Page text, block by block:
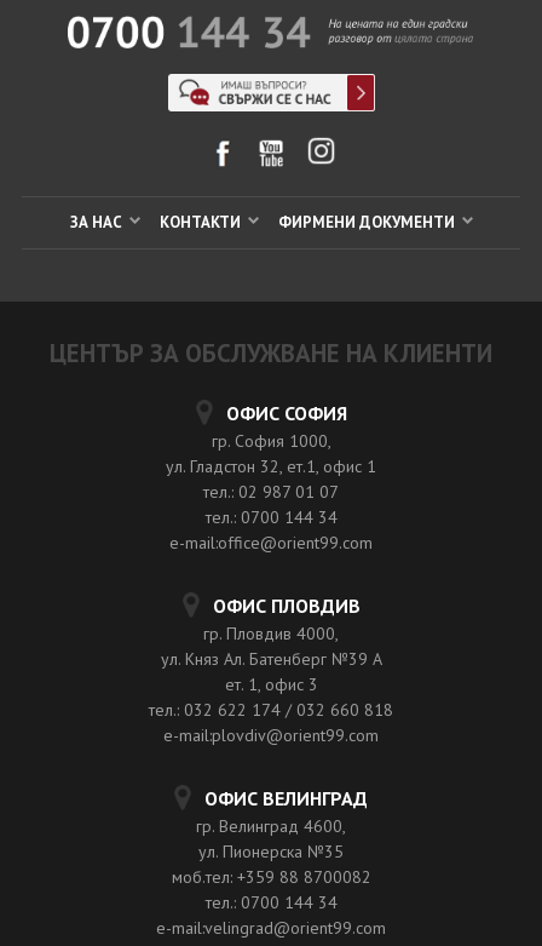
ЗА НАС КОНТАКТИ ФИРМЕНИ ДОКУМЕНТИ
ЦЕНТЪР ЗА ОБСЛУЖВАНЕ НА КЛИЕНТИ
ОФИС СОФИЯ
гр. София 1000,
ул. Гладстон 32, ет.1, офис 1
тел.: 02 987 01 07
тел.: 0700 144 34
e-mail:office@orient99.com
ОФИС ПЛОВДИВ
гр. Пловдив 4000,
ул. Княз Ал. Батенберг №39 A
ет. 1, офис 3
тел.: 032 622 174 / 032 660 818
e-mail:plovdiv@orient99.com
ОФИС ВЕЛИНГРАД
гр. Велинград 4600,
ул. Пионерска №35
моб.тел: +359 88 8700082
тел.: 0700 144 34
e-mail:velingrad@orient99.com